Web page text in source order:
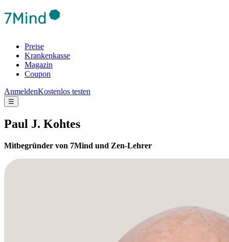
Preise
Krankenkasse
Magazin
Coupon
AnmeldenKostenlos testen
☰
Paul J. Kohtes
Mitbegründer von 7Mind und Zen-Lehrer